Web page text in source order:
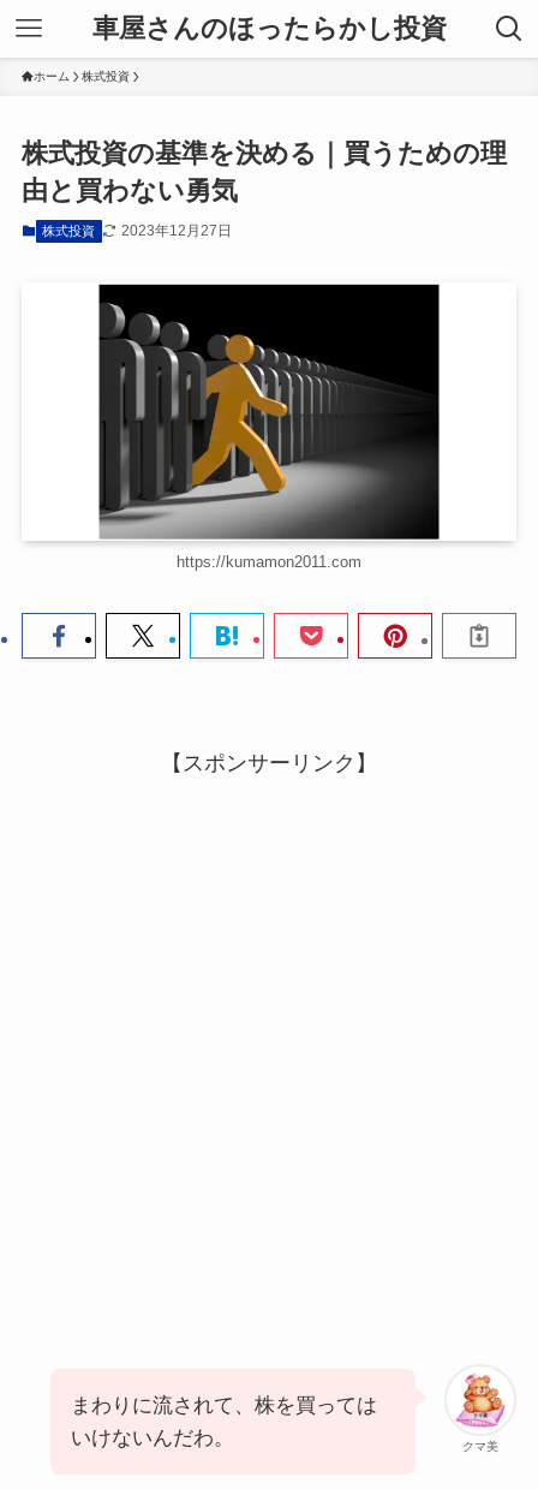
車屋さんのほったらかし投資
ホーム 株式投資
株式投資の基準を決める｜買うための理
由と買わない勇気
株式投資 2023年12月27日
https://kumamon2011.com
【スポンサーリンク】
クマ美
まわりに流されて、株を買っては
いけないんだわ。